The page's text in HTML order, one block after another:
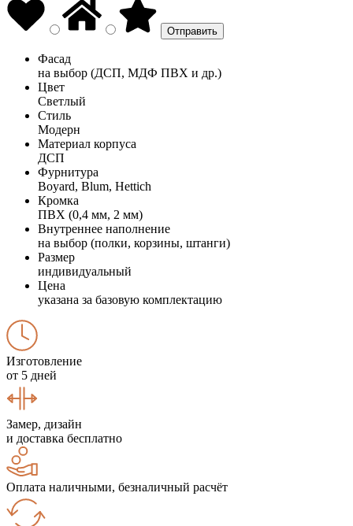
Фасад
на выбор (ДСП, МДФ ПВХ и др.)
Цвет
Светлый
Стиль
Модерн
Материал корпуса
ДСП
Фурнитура
Boyard, Blum, Hettich
Кромка
ПВХ (0,4 мм, 2 мм)
Внутреннее наполнение
на выбор (полки, корзины, штанги)
Размер
индивидуальный
Цена
указана за базовую комплектацию
Изготовление
от 5 дней
Замер, дизайн
и доставка бесплатно
Оплата наличными, безналичный расчёт